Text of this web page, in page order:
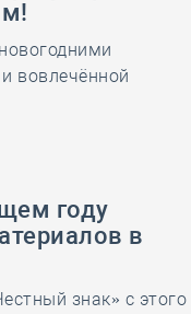
28 мая
вовлечённой
году
в
знак» с этого